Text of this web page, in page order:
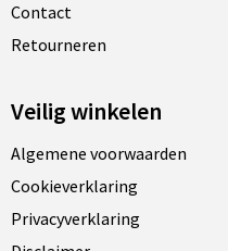
Contact
Retourneren
Veilig winkelen
Algemene voorwaarden
Cookieverklaring
Privacyverklaring